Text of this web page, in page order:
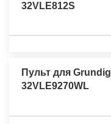
32VLE812S
Пульт для Grundig
32VLE9270WL